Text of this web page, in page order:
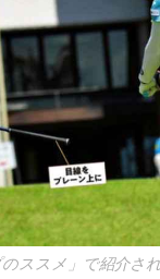
ススメ」で紹介さ